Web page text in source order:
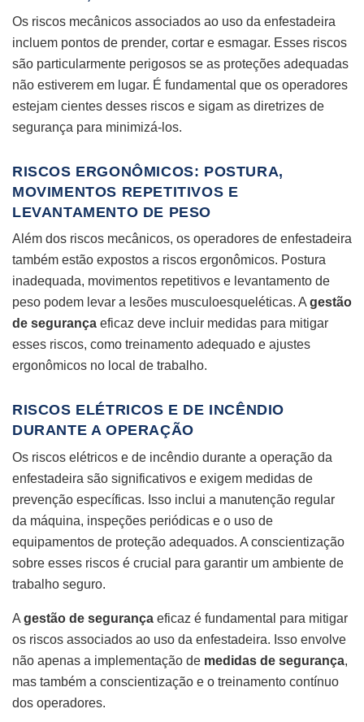
Os riscos mecânicos associados ao uso da enfestadeira
incluem pontos de prender, cortar e esmagar. Esses riscos
são particularmente perigosos se as proteções adequadas
não estiverem em lugar. É fundamental que os operadores
estejam cientes desses riscos e sigam as diretrizes de
segurança para minimizá-los.
RISCOS ERGONÔMICOS: POSTURA,
MOVIMENTOS REPETITIVOS E
LEVANTAMENTO DE PESO
Além dos riscos mecânicos, os operadores de enfestadeira
também estão expostos a riscos ergonômicos. Postura
inadequada, movimentos repetitivos e levantamento de
peso podem levar a lesões musculoesqueléticas. A gestão
de segurança eficaz deve incluir medidas para mitigar
esses riscos, como treinamento adequado e ajustes
ergonômicos no local de trabalho.
RISCOS ELÉTRICOS E DE INCÊNDIO
DURANTE A OPERAÇÃO
Os riscos elétricos e de incêndio durante a operação da
enfestadeira são significativos e exigem medidas de
prevenção específicas. Isso inclui a manutenção regular
da máquina, inspeções periódicas e o uso de
equipamentos de proteção adequados. A conscientização
sobre esses riscos é crucial para garantir um ambiente de
trabalho seguro.
A gestão de segurança eficaz é fundamental para mitigar
os riscos associados ao uso da enfestadeira. Isso envolve
não apenas a implementação de medidas de segurança,
mas também a conscientização e o treinamento contínuo
dos operadores.